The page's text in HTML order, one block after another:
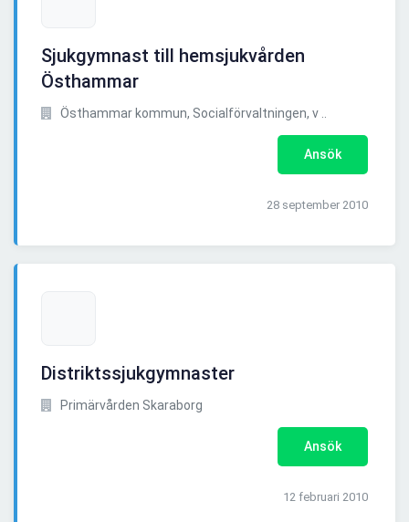
Sjukgymnast till hemsjukvården
Östhammar
Östhammar kommun, Socialförvaltningen, v ..
Ansök
28 september 2010
Distriktssjukgymnaster
Primärvården Skaraborg
Ansök
12 februari 2010